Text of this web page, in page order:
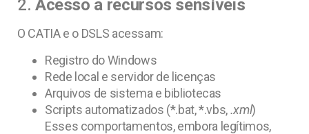
2. Acesso a recursos sensíveis
O CATIA e o DSLS acessam:
Registro do Windows
Rede local e servidor de licenças
Arquivos de sistema e bibliotecas
Scripts automatizados (*.bat, *.vbs,.xml)
Esses comportamentos, embora legítimos,